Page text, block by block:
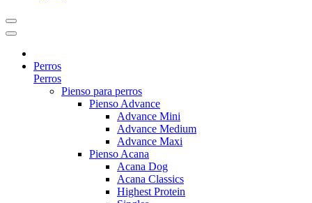
Perros
Perros
Pienso para perros
Pienso Advance
Advance Mini
Advance Medium
Advance Maxi
Pienso Acana
Acana Dog
Acana Classics
Highest Protein